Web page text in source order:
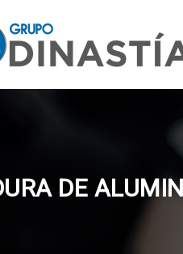
DE